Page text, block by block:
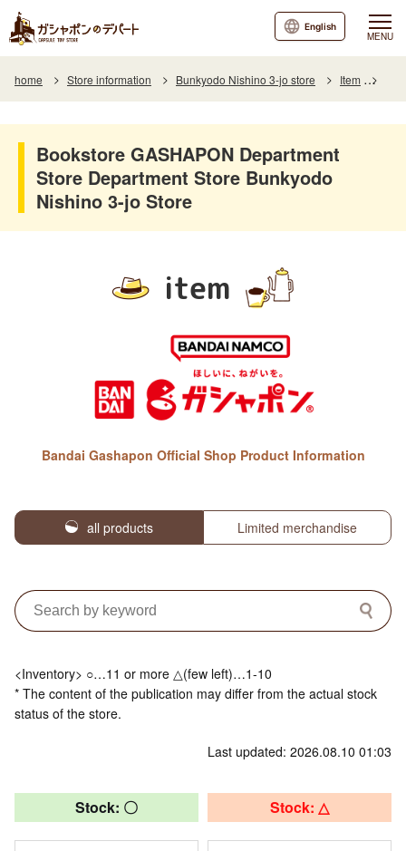
MENU
English
home Store information Bunkyodo Nishino 3-jo store Item
Bookstore GASHAPON Department
Store Department Store Bunkyodo
Nishino 3-jo Store
item
Bandai Gashapon Official Shop Product Information
all products Limited merchandise
<Inventory> ○…11 or more △(few left)…1-10
* The content of the publication may differ from the actual stock
status of the store.
Last updated: 2026.08.10 01:03
Stock: 〇 Stock: △